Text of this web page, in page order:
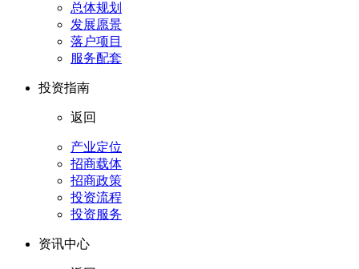
总体规划
发展愿景
落户项目
服务配套
投资指南
返回
产业定位
招商载体
招商政策
投资流程
投资服务
资讯中心